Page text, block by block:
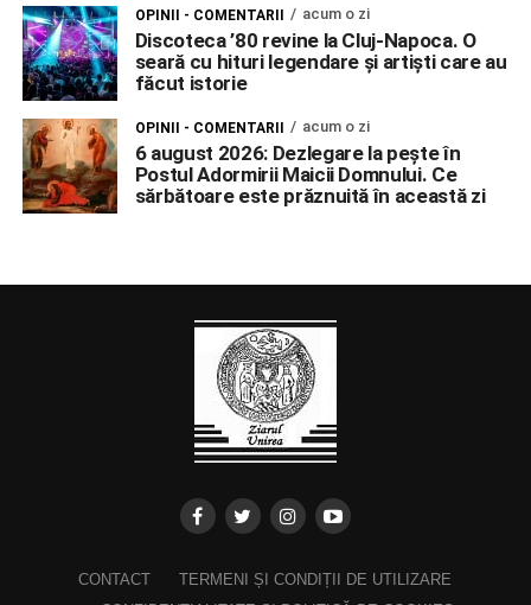
OPINII - COMENTARII acum o zi
Discoteca ’80 revine la Cluj-Napoca. O
seară cu hituri legendare și artiști care au
făcut istorie
OPINII - COMENTARII acum o zi
6 august 2026: Dezlegare la pește în
Postul Adormirii Maicii Domnului. Ce
sărbătoare este prăznuită în această zi
CONTACT
TERMENI ȘI CONDIȚII DE UTILIZARE